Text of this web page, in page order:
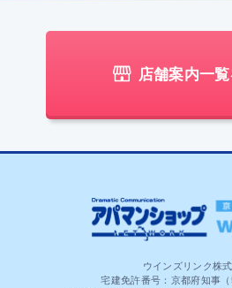
店舗案内一
ウインズリンク株
宅建免許番号：京都府知事